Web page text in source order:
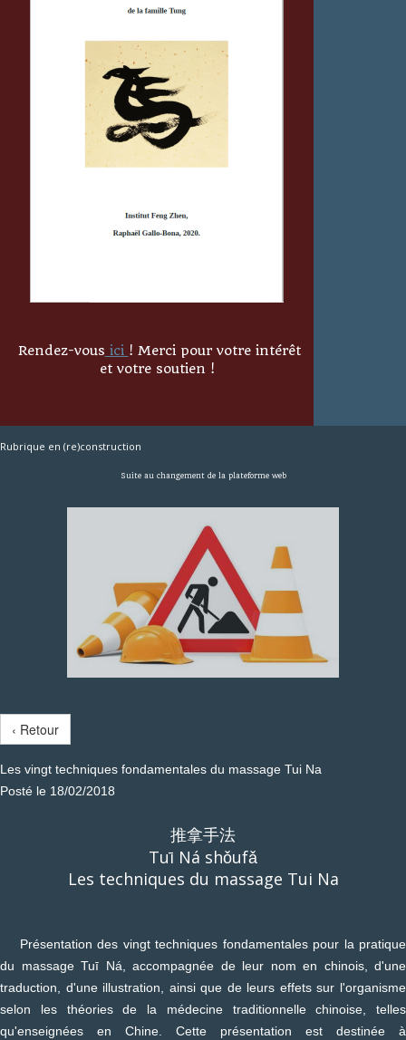
Rendez-vous ici ! Merci pour votre intérêt
et votre soutien !
Rubrique en (re)construction
Suite au changement de la plateforme web
‹ Retour
Les vingt techniques fondamentales du massage Tui Na
Posté le 18/02/2018
推拿手法
Tuī Ná shǒufǎ
Les techniques du massage Tui Na
Présentation des vingt techniques fondamentales pour la pratique
du massage Tuī Ná, accompagnée de leur nom en chinois, d'une
traduction, d'une illustration, ainsi que de leurs effets sur l'organisme
selon les théories de la médecine traditionnelle chinoise, telles
qu'enseignées en Chine. Cette présentation est destinée à